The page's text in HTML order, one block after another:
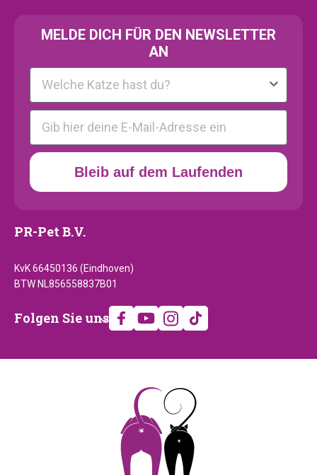
MELDE DICH FÜR DEN NEWSLETTER
AN
Kattenras
E-mail
Bleib auf dem Laufenden
PR-Pet B.V.
KvK 66450136 (Eindhoven)
BTW NL856558837B01
Folgen
uns
Folgen Sie uns